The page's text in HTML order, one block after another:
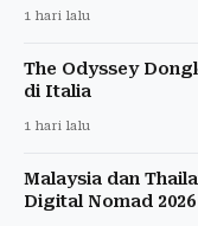
1 hari lalu
The Odyssey
di Italia
1 hari lalu
Malaysia dan
Digital Nomad 2026